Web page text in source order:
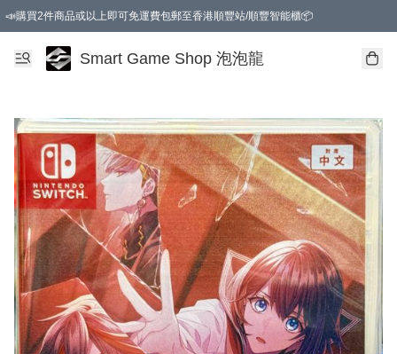
📣購買2件商品或以上即可免運費包郵至香港順豐站/順豐智能櫃📦
Smart Game Shop 泡泡龍